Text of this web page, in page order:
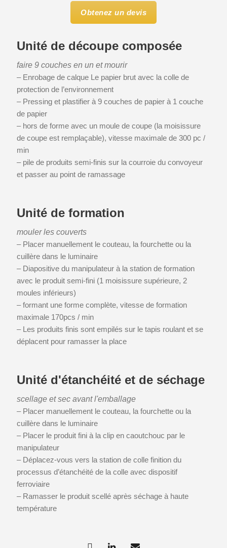
Obtenez un devis
Unité de découpe composée
faire 9 couches en un et mourir
– Enrobage de calque Le papier brut avec la colle de
protection de l’environnement
– Pressing et plastifier à 9 couches de papier à 1 couche
de papier
– hors de forme avec un moule de coupe (la moisissure
de coupe est remplaçable), vitesse maximale de 300 pc /
min
– pile de produits semi-finis sur la courroie du convoyeur
et passer au point de ramassage
Unité de formation
mouler les couverts
– Placer manuellement le couteau, la fourchette ou la
cuillère dans le luminaire
– Diapositive du manipulateur à la station de formation
avec le produit semi-fini (1 moisissure supérieure, 2
moules inférieurs)
– formant une forme complète, vitesse de formation
maximale 170pcs / min
– Les produits finis sont empilés sur le tapis roulant et se
déplacent pour ramasser la place
Unité d'étanchéité et de séchage
scellage et sec avant l'emballage
– Placer manuellement le couteau, la fourchette ou la
cuillère dans le luminaire
– Placer le produit fini à la clip en caoutchouc par le
manipulateur
– Déplacez-vous vers la station de colle finition du
processus d’étanchéité de la colle avec dispositif
ferroviaire
– Ramasser le produit scellé après séchage à haute
température